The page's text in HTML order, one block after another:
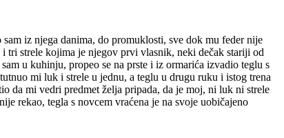
iz njega danima, do promuklosti, sve dok mu feder nije
tri strele kojima je njegov prvi vlasnik, neki dečak stariji od
u kuhinju, propeo se na prste i iz ormarića izvadio teglu s
mi luk i strele u jednu, a teglu u drugu ruku i istog trena
da mi vedri predmet želja pripada, da je moj, ni luk ni strele
rekao, tegla s novcem vraćena je na svoje uobičajeno